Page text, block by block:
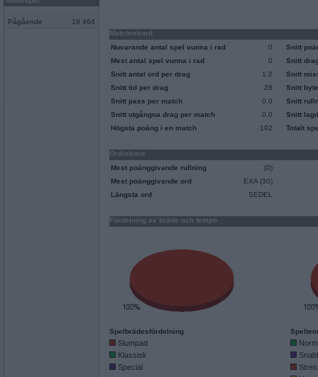
Pågående 18 464
Matchrekord
Nuvarande antal spel vunna i rad
0
Mest antal spel vunna i rad
0
Snitt antal ord per drag
1.2
Snitt tid per drag
28
Snitt pass per match
0.0
Snitt utgångna drag per match
0.0
Högsta poäng i en match
192
Snitt
Snitt
Snitt
Snitt
Snitt
Snitt
Totalt
Ordrekord
Mest poänggivande rullning
(0)
Mest poänggivande ord
EXA (30)
Längsta ord
SEDEL
Fördelning av bräde och tempo
Spelbrädesfördelning
Slumpad
Klassisk
Special